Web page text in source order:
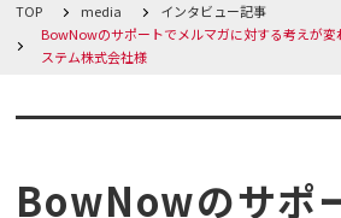
BowNowとは
TOP media
インタビュー記事
BowNowのサポートでメルマガに対する考えが変
ステム株式会社様
インタビュー記事
BowNowのサポ